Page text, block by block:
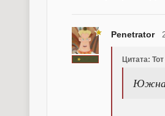
Penetrator
Цитата: